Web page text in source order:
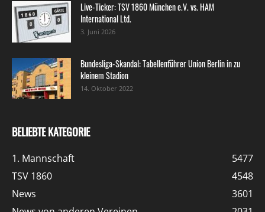
Live-Ticker: TSV 1860 München e.V. vs. HAM
International Ltd.
3. Juni 2026
Bundesliga-Skandal: Tabellenführer Union Berlin in zu
kleinem Stadion
14. Oktober 2022
BELIEBTE KATEGORIE
1. Mannschaft
5477
TSV 1860
4548
News
3601